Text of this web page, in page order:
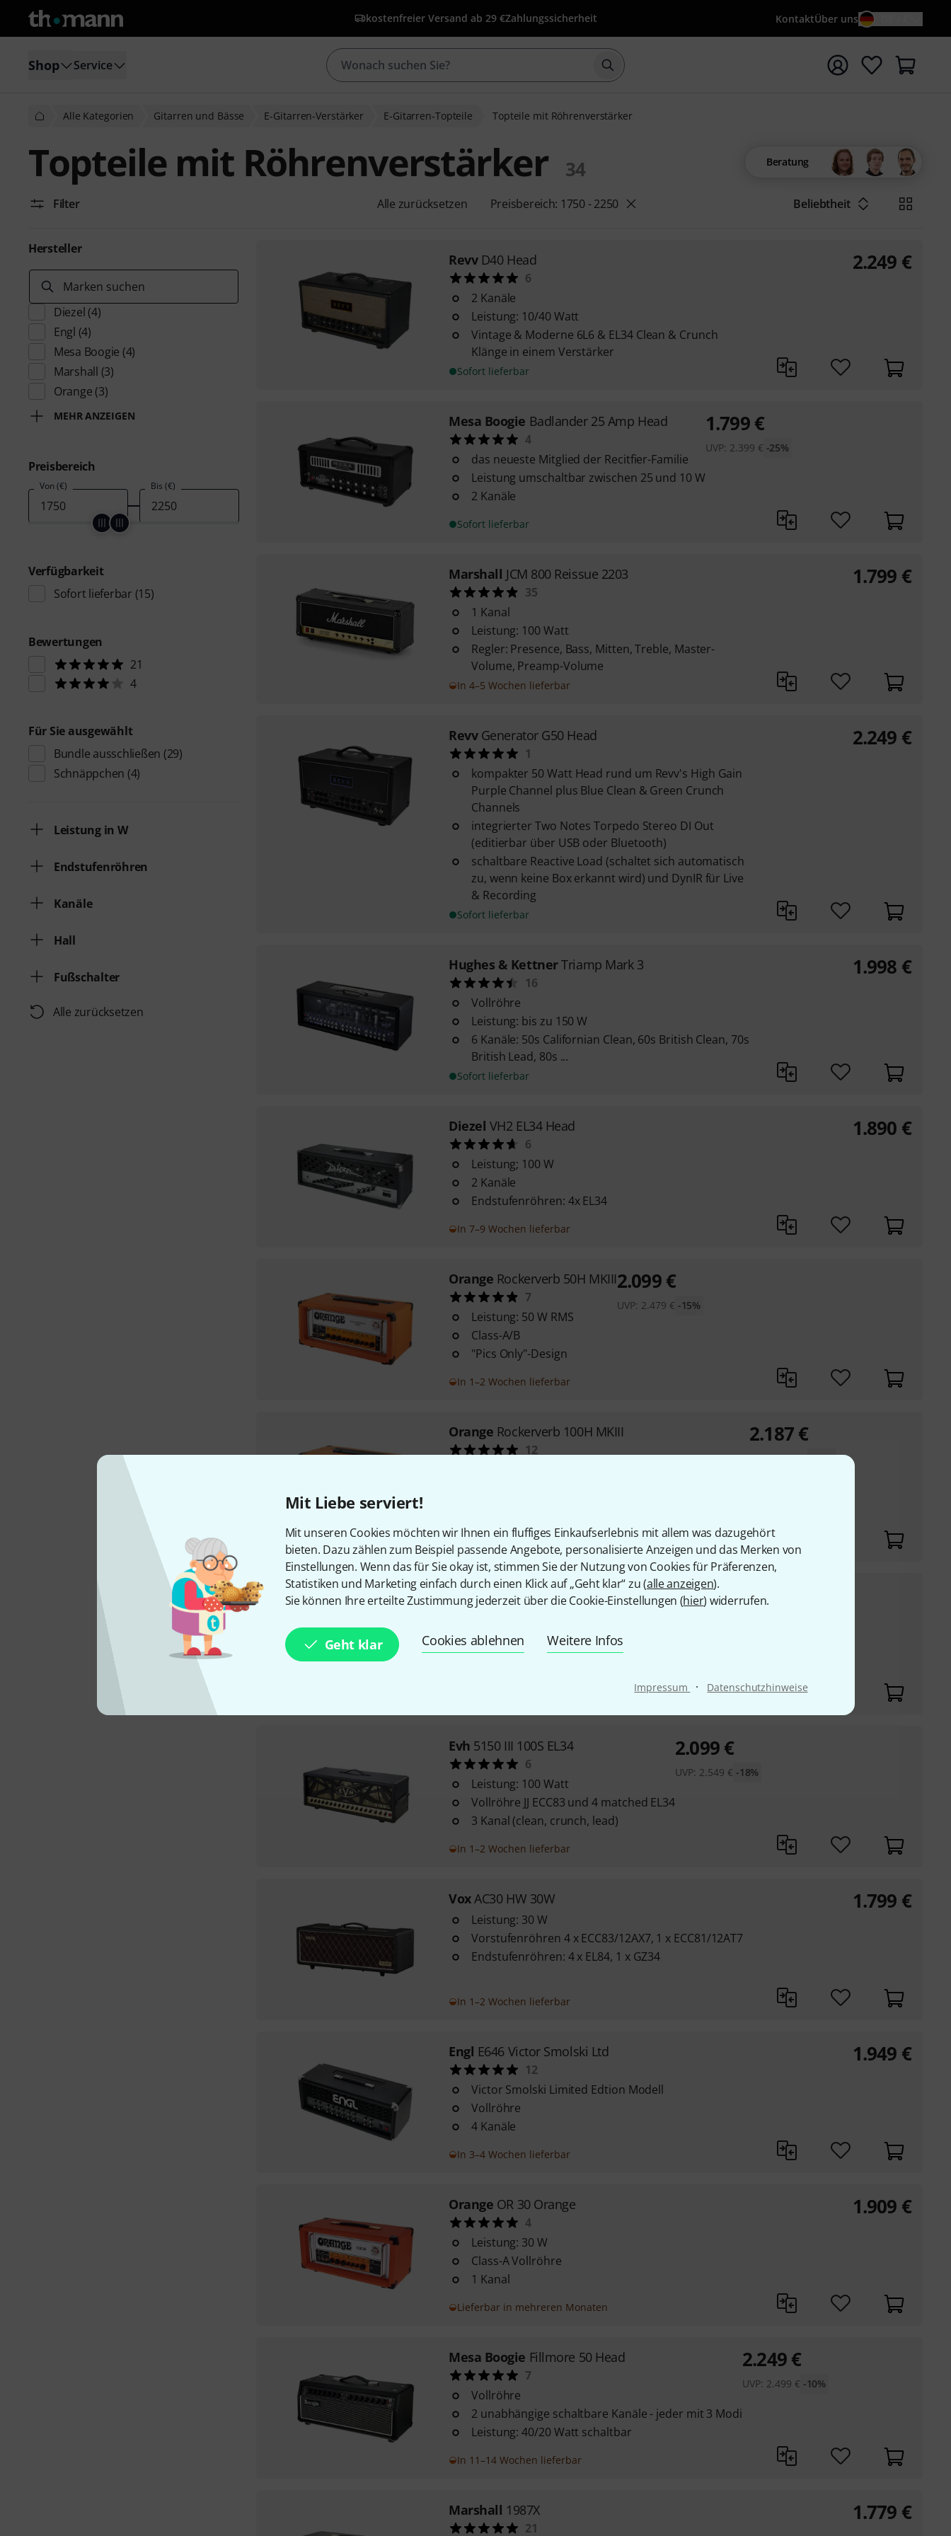
Mit Liebe serviert!
Mit unseren Cookies möchten wir Ihnen ein fluffiges Einkaufserlebnis mit allem was dazugehört
bieten. Dazu zählen zum Beispiel passende Angebote, personalisierte Anzeigen und das Merken von
Einstellungen. Wenn das für Sie okay ist, stimmen Sie der Nutzung von Cookies für Präferenzen,
Statistiken und Marketing einfach durch einen Klick auf „Geht klar“ zu (alle anzeigen).
Sie können Ihre erteilte Zustimmung jederzeit über die Cookie-Einstellungen (hier) widerrufen.
Geht klar Cookies ablehnen Weitere Infos
Impressum · Datenschutzhinweise
kostenfreier Versand ab 29 €Zahlungssicherheit KontaktÜber uns
Shop Service Suche mit Suchwort {searchTerm} starten
Alle Kategorien Gitarren und Bässe E-Gitarren-Verstärker E-Gitarren-Topteile Topteile mit Röhrenverstärker
Topteile mit Röhrenverstärker 34 Beratung
Filter Alle zurücksetzen Preisbereich: 1750 - 2250 Beliebtheit
Hersteller
Marken suchen
Diezel (4)
Engl (4)
Mesa Boogie (4)
Marshall (3)
Orange (3)
MEHR ANZEIGEN
Preisbereich
Von (€) Bis (€)
Verfügbarkeit
Sofort lieferbar (15)
Bewertungen
21
4
Für Sie ausgewählt
Bundle ausschließen (29)
Schnäppchen (4)
Leistung in W
Endstufenröhren
Kanäle
Hall
Fußschalter
Alle zurücksetzen
Revv D40 Head
6
2 Kanäle
Leistung: 10/40 Watt
Vintage & Moderne 6L6 & EL34 Clean & Crunch
Klänge in einem Verstärker
Sofort lieferbar
2.249 €
Mesa Boogie Badlander 25 Amp Head
4
das neueste Mitglied der Recitfier-Familie
Leistung umschaltbar zwischen 25 und 10 W
2 Kanäle
Sofort lieferbar
1.799 €
UVP: 2.399 € -25%
Marshall JCM 800 Reissue 2203
35
1 Kanal
Leistung: 100 Watt
Regler: Presence, Bass, Mitten, Treble, Master-
Volume, Preamp-Volume
In 4–5 Wochen lieferbar
1.799 €
Revv Generator G50 Head
1
kompakter 50 Watt Head rund um Revv's High Gain
Purple Channel plus Blue Clean & Green Crunch
Channels
integrierter Two Notes Torpedo Stereo DI Out
(editierbar über USB oder Bluetooth)
schaltbare Reactive Load (schaltet sich automatisch
zu, wenn keine Box erkannt wird) und DynIR für Live
& Recording
Sofort lieferbar
2.249 €
Hughes & KettnerTriamp Mark 3
16
Vollröhre
Leistung: bis zu 150 W
6 Kanäle: 50s Californian Clean, 60s British Clean, 70s
British Lead, 80s ...
Sofort lieferbar
1.998 €
Diezel VH2 EL34 Head
6
Leistung; 100 W
2 Kanäle
Endstufenröhren: 4x EL34
In 7–9 Wochen lieferbar
1.890 €
Orange Rockerverb 50H MKIII
7
Leistung: 50 W RMS
Class-A/B
"Pics Only"-Design
In 1–2 Wochen lieferbar
2.099€
UVP: 2.479 € -15%
Orange Rockerverb 100H MKIII
12
Sofort lieferbar
2.187€
UVP:2.689 € -19%
Evh 5150 III Stealth 100W Head
3 Kanäle
2.099€
Evh 5150 III 100S EL34
6
Leistung: 100 Watt
Vollröhre JJ ECC83 und 4 matched EL34
3 Kanal (clean, crunch, lead)
In 1–2 Wochen lieferbar
2.099€
UVP: 2.549 € -18%
VoxAC30 HW 30W
Leistung: 30 W
Vorstufenröhren 4 x ECC83/12AX7, 1 x ECC81/12AT7
Endstufenröhren: 4 x EL84, 1 x GZ34
In 1–2 Wochen lieferbar
1.799 €
Engl E646 Victor Smolski Ltd
12
Victor Smolski Limited Edtion Modell
Vollröhre
4 Kanäle
In 3–4 Wochen lieferbar
1.949 €
Orange OR 30 Orange
4
Leistung: 30 W
Class-A Vollröhre
1 Kanal
Lieferbar in mehreren Monaten
1.909 €
Mesa Boogie Fillmore 50 Head
7
Vollröhre
2 unabhängige schaltbare Kanäle - jeder mit 3 Modi
Leistung: 40/20 Watt schaltbar
In 11–14 Wochen lieferbar
2.249€
UVP: 2.499 € -10%
Marshall 1987X
21
1.779 €